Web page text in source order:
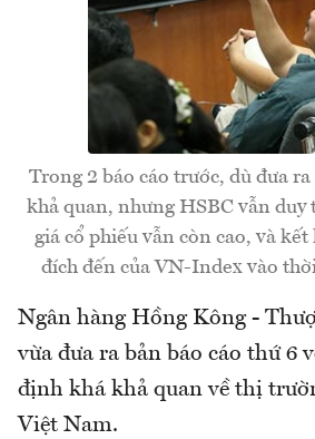
Trong 2 báo cáo trước, dù đưa
khả quan, nhưng HSBC vẫn
giá cổ phiếu vẫn còn cao, và
đích đến của VN-Index vào
Ngân hàng Hồng Kông -
vừa đưa ra bản báo cáo thứ 6
định khá khả quan về thị
Việt Nam.